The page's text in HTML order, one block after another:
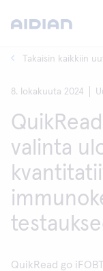
Takaisin kaikkiin
8. lokakuuta 2024
valinta
QuikRead go